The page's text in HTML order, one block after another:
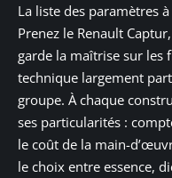
La liste des paramètres
Prenez le Renault
garde la maîtrise sur les
technique largement
groupe. À chaque
ses particularités :
le coût de la main-
le choix entre essence,